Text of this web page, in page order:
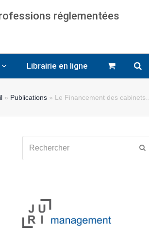
réglementées
Librairie en ligne
» Publications » Le Financement des cabinets…